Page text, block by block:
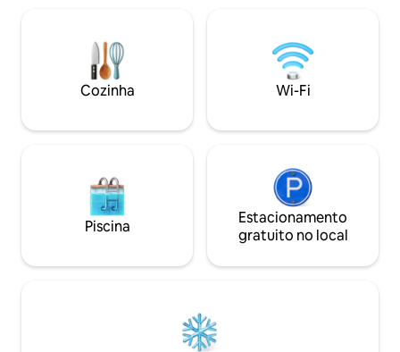
anos de status de Superhost no Airbnb,
tenham certeza de que estão em boas
mãos. Licença municipal nº 053482
praia e conforto
bairro de Folly
restaurantes de
aventuras na ilha.
Cozinha Wi-Fi
Piscina
Estacionamento
gratuito no local